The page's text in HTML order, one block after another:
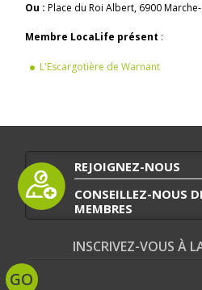
Ou :Place du Roi Albert, 6900
Membre LocaLife présent :
L'Escargotière de Warnant
REJOIGNEZ-NOUS
CONSEILLEZ-NOUS
MEMBRES
INSCRIVEZ-VOUS À